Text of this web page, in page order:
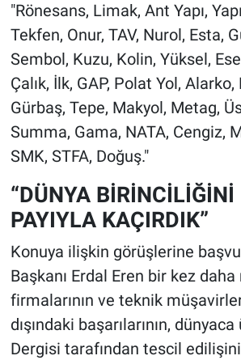
"Rönesans, Limak, Ant Yapı,
Tekfen, Onur, TAV, Nurol, Esta,
Sembol, Kuzu, Kolin, Yüksel,
Çalık, İlk, GAP, Polat Yol,
Gürbaş, Tepe, Makyol, Metag,
Summa, Gama, NATA, Cengiz,
SMK, STFA, Doğuş."
“DÜNYA BİRİNCİLİĞİNİ
PAYIYLA KAÇIRDIK”
Konuya ilişkin görüşlerine
Başkanı Erdal Eren bir kez
firmalarının ve teknik
dışındaki başarılarının,
Dergisi tarafından tescil edilişini